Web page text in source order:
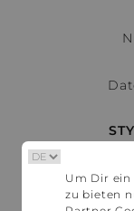
Um Dir
zu bieten